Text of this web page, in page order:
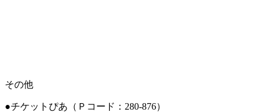
その他
●チケットぴあ（Ｐコード：280-876）